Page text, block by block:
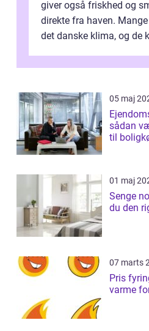
giver også friskhed og
direkte fra haven.
det danske klima, og de
05 maj
sådan
til
01 maj
Senge
du den
07 marts
Pris fyringsolie
varme